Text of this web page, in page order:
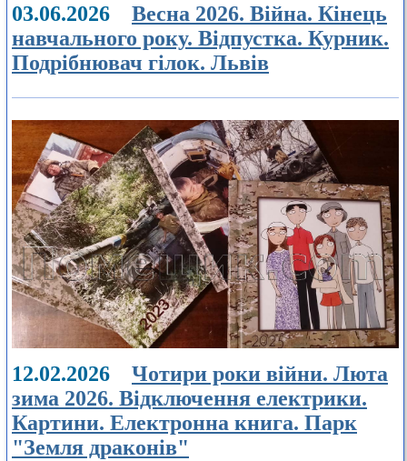
03.06.2026 Весна 2026. Війна. Кінець
навчального року. Відпустка. Курник.
Подрібнювач гілок. Львів
12.02.2026 Чотири роки війни. Люта
зима 2026. Відключення електрики.
Картини. Електронна книга. Парк
"Земля драконів"